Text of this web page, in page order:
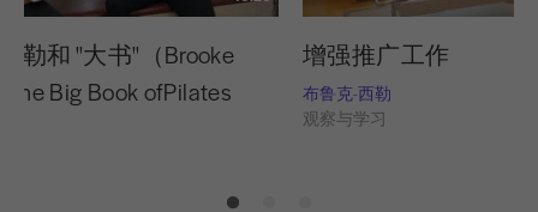
勒和 "大书"（Brooke
the Big Book ofPilates
增强推广工作
布鲁克-西勒
观察与学习